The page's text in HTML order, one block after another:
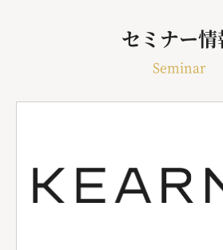
セミナー情
Seminar